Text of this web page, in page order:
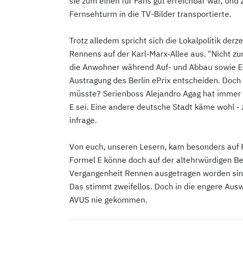
Fernsehturm in die TV-Bilder transportierte.
Trotz alledem spricht sich die Lokalpolitik
Rennens auf der Karl-Marx-Allee aus. "Nicht
die Anwohner während Auf- und Abbau sowie
Austragung des Berlin ePrix entscheiden.
müsste? Serienboss Alejandro Agag hat
E sei. Eine andere deutsche Stadt käme wohl
infrage.
Von euch, unseren Lesern, kam besonders
Formel E könne doch auf der altehrwürdigen
Vergangenheit Rennen ausgetragen worden
Das stimmt zweifellos. Doch in die engere
AVUS nie gekommen.